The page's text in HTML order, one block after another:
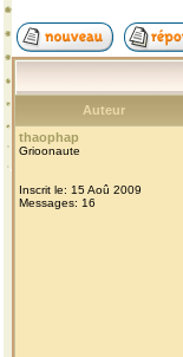
Auteur
thaophap
Grioonaute
Inscrit le: 15 Aoû 2009
Messages: 16